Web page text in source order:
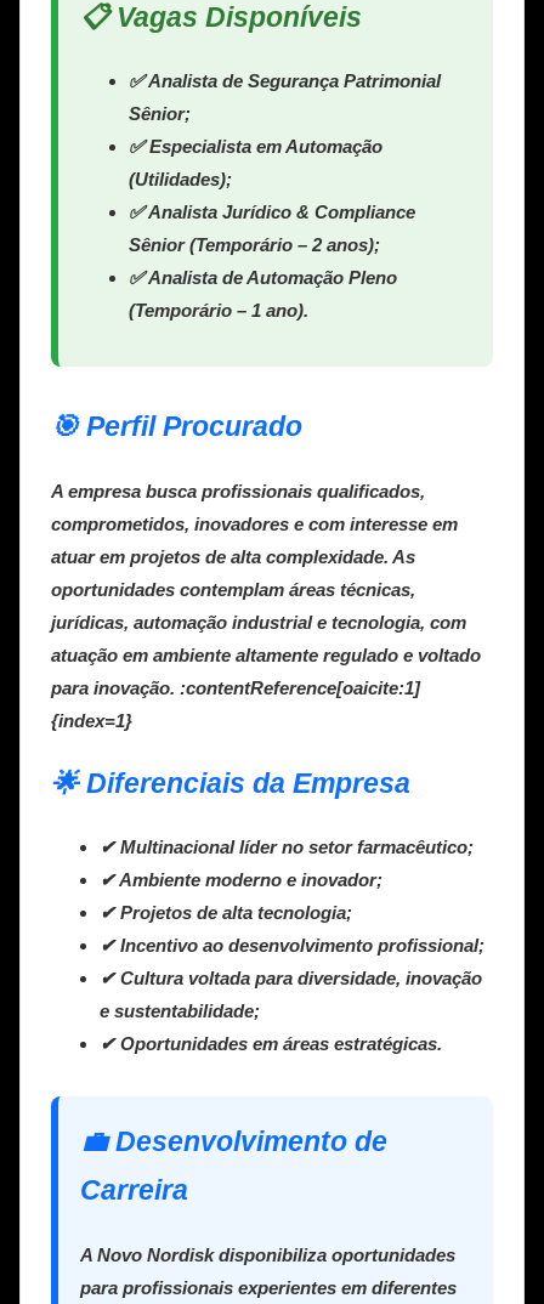
📋 Vagas Disponíveis
✅ Analista de Segurança Patrimonial
Sênior;
✅ Especialista em Automação
(Utilidades);
✅ Analista Jurídico & Compliance
Sênior (Temporário – 2 anos);
✅ Analista de Automação Pleno
(Temporário – 1 ano).
🎯 Perfil Procurado
A empresa busca profissionais qualificados,
comprometidos, inovadores e com interesse em
atuar em projetos de alta complexidade. As
oportunidades contemplam áreas técnicas,
jurídicas, automação industrial e tecnologia, com
atuação em ambiente altamente regulado e voltado
para inovação. :contentReference[oaicite:1]
{index=1}
🌟 Diferenciais da Empresa
✔ Multinacional líder no setor farmacêutico;
✔ Ambiente moderno e inovador;
✔ Projetos de alta tecnologia;
✔ Incentivo ao desenvolvimento profissional;
✔ Cultura voltada para diversidade, inovação
e sustentabilidade;
✔ Oportunidades em áreas estratégicas.
💼 Desenvolvimento de
Carreira
A Novo Nordisk disponibiliza oportunidades
para profissionais experientes em diferentes